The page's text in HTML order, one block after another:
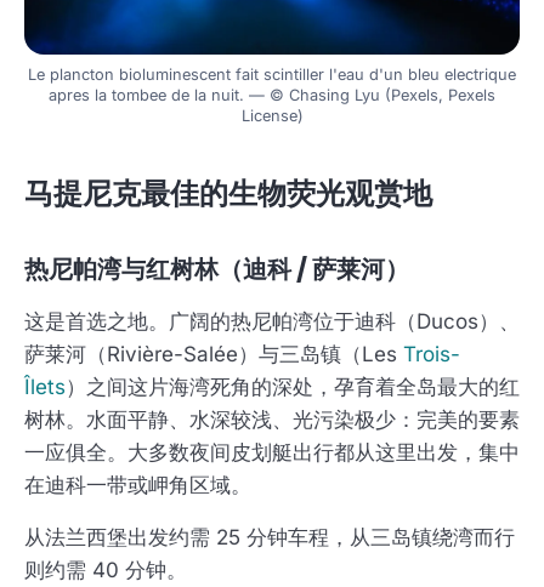
Le plancton bioluminescent fait scintiller l'eau d'un bleu electrique
apres la tombee de la nuit. — © Chasing Lyu (Pexels, Pexels
License)
马提尼克最佳的生物荧光观赏地
热尼帕湾与红树林（迪科 / 萨莱河）
这是首选之地。广阔的热尼帕湾位于迪科（Ducos）、
萨莱河（Rivière-Salée）与三岛镇（Les Trois-
Îlets）之间这片海湾死角的深处，孕育着全岛最大的红
树林。水面平静、水深较浅、光污染极少：完美的要素
一应俱全。大多数夜间皮划艇出行都从这里出发，集中
在迪科一带或岬角区域。
从法兰西堡出发约需 25 分钟车程，从三岛镇绕湾而行
则约需 40 分钟。